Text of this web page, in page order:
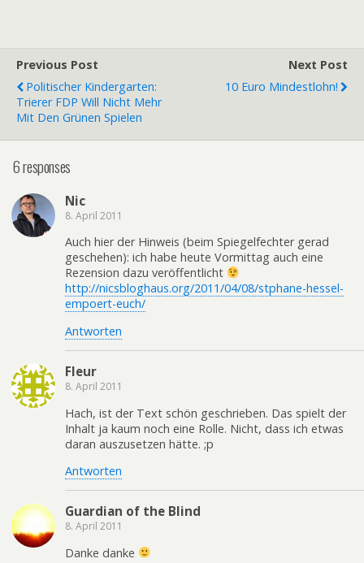
Previous Post
Politischer Kindergarten:
Trierer FDP Will Nicht Mehr
Mit Den Grünen Spielen
Next Post
10 Euro Mindestlohn!
6 responses
Nic
8. April 2011
Auch hier der Hinweis (beim Spiegelfechter gerad
geschehen): ich habe heute Vormittag auch eine
Rezension dazu veröffentlicht
http://nicsbloghaus.org/2011/04/08/stphane-hessel-
empoert-euch/
Antworten
Fleur
8. April 2011
Hach, ist der Text schön geschrieben. Das spielt der
Inhalt ja kaum noch eine Rolle. Nicht, dass ich etwas
daran auszusetzen hätte. ;p
Antworten
Guardian of the Blind
8. April 2011
Danke danke